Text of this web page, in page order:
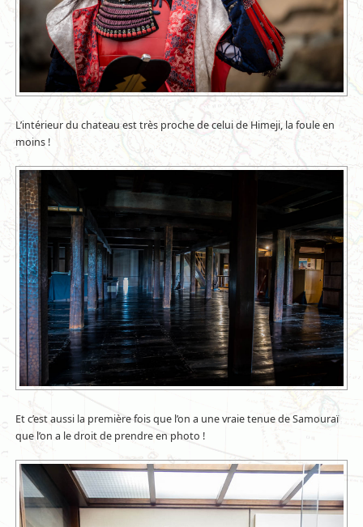
L’intérieur du chateau est très proche de celui de Himeji, la foule en
moins !
Et c’est aussi la première fois que l’on a une vraie tenue de Samouraï
que l’on a le droit de prendre en photo !